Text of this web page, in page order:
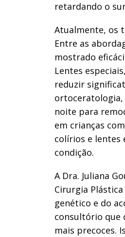
retardando o
Atualmente, os
Entre as
mostrado
Lentes
reduzir
ortoceratologia,
noite para
em crianças
colírios e lentes
condição.
A Dra. Juliana
Cirurgia
genético e do
consultório que
mais precoces.